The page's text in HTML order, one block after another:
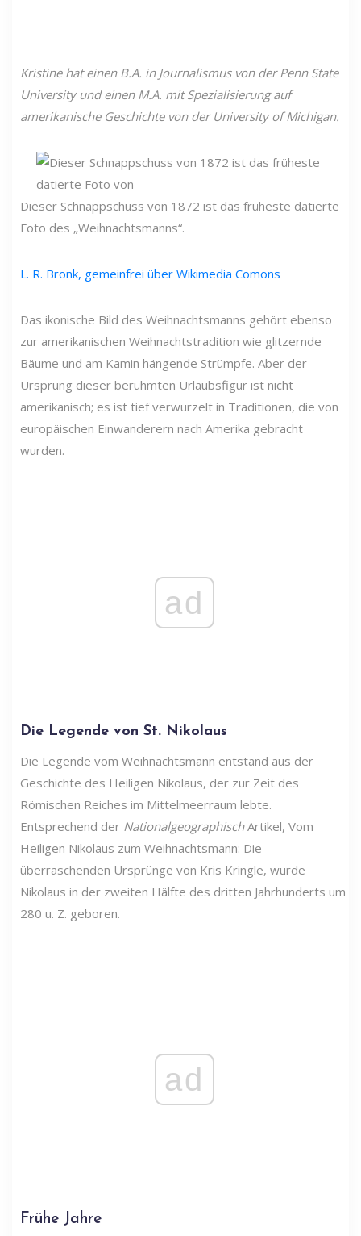
Kristine hat einen B.A. in Journalismus von der Penn State
University und einen M.A. mit Spezialisierung auf
amerikanische Geschichte von der University of Michigan.
Dieser Schnappschuss von 1872 ist das früheste datierte
Foto des „Weihnachtsmanns“.
L. R. Bronk, gemeinfrei über Wikimedia Comons
Das ikonische Bild des Weihnachtsmanns gehört ebenso
zur amerikanischen Weihnachtstradition wie glitzernde
Bäume und am Kamin hängende Strümpfe. Aber der
Ursprung dieser berühmten Urlaubsfigur ist nicht
amerikanisch; es ist tief verwurzelt in Traditionen, die von
europäischen Einwanderern nach Amerika gebracht
wurden.
ad
Die Legende von St. Nikolaus
Die Legende vom Weihnachtsmann entstand aus der
Geschichte des Heiligen Nikolaus, der zur Zeit des
Römischen Reiches im Mittelmeerraum lebte.
Entsprechend der NationalgeographischArtikel, Vom
Heiligen Nikolaus zum Weihnachtsmann: Die
überraschenden Ursprünge von Kris Kringle, wurde
Nikolaus in der zweiten Hälfte des dritten Jahrhunderts um
280 u. Z. geboren.
ad
Frühe Jahre